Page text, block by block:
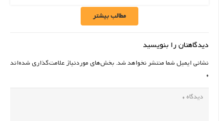
مطالب بیشتر
دیدگاهتان را بنویسید
نشانی ایمیل شما منتشر نخواهد شد.بخش‌های موردنیاز علامت‌گذاری شده‌اند
*